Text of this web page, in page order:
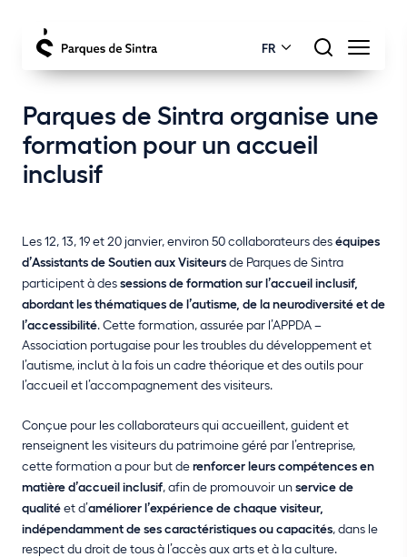
FR
Parques de Sintra organise une
formation pour un accueil
inclusif
Les 12, 13, 19 et 20 janvier, environ 50 collaborateurs deséquipes
d’Assistants de Soutien aux Visiteursde Parques de Sintra
participent à dessessions de formation sur l’accueil inclusif,
abordant les thématiques de l’autisme, de la neurodiversité et de
l’accessibilité. Cette formation, assurée par l’APPDA –
Association portugaise pour les troubles du développement et
l’autisme, inclut à la fois un cadre théorique et des outils pour
l’accueil et l’accompagnement des visiteurs.
Conçue pour les collaborateurs qui accueillent, guident et
renseignent les visiteurs du patrimoine géré par l’entreprise,
cette formation a pour but derenforcer leurs compétences en
matière d’accueil inclusif, afin de promouvoir unservice de
qualitéet d’améliorer l’expérience de chaque visiteur,
indépendamment de ses caractéristiques ou capacités, dans le
respect du droit de tous à l’accès aux arts et à la culture.